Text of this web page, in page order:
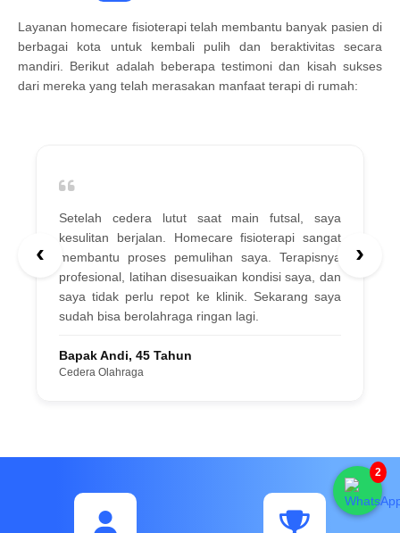
Layanan homecare fisioterapi telah membantu banyak pasien di
berbagai kota untuk kembali pulih dan beraktivitas secara
mandiri. Berikut adalah beberapa testimoni dan kisah sukses
dari mereka yang telah merasakan manfaat terapi di rumah:
Setelah cedera lutut saat main futsal, saya
kesulitan berjalan. Homecare fisioterapi sangat
membantu proses pemulihan saya. Terapisnya
profesional, latihan disesuaikan kondisi saya, dan
saya tidak perlu repot ke klinik. Sekarang saya
sudah bisa berolahraga ringan lagi.
Bapak Andi, 45 Tahun
Cedera Olahraga
‹ ›
2